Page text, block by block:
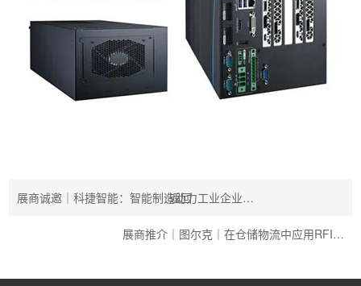
展商诚邀｜科捷智能：智能制造助力工业企业…
返回
展商推介｜图尔克｜在仓储物流中应用RFI…